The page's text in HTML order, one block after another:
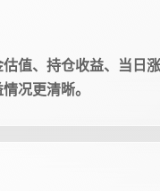
值、持仓收益、当日
况更清晰。